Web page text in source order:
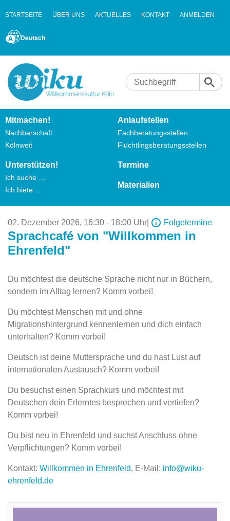
STARTSEITE ÜBER UNS AKTUELLES KONTAKT ANMELDEN
Deutsch
Mitmachen!
Nachbarschaft
Kölnweit
Anlaufstellen
Fachberatungsstellen
Flüchtlingsberatungsstellen
Unterstützen!
Ich suche …
Ich biete …
Termine
Materialien
02. Dezember 2026, 16:30 - 18:00 Uhr Folgetermine
Sprachcafé von "Willkommen in
Ehrenfeld"
Du möchtest die deutsche Sprache nicht nur in Büchern,
sondern im Alltag lernen? Komm vorbei!
Du möchtest Menschen mit und ohne
Migrationshintergrund kennenlernen und dich einfach
unterhalten? Komm vorbei!
Deutsch ist deine Muttersprache und du hast Lust auf
internationalen Austausch? Komm vorbei!
Du besuchst einen Sprachkurs und möchtest mit
Deutschen dein Erlerntes besprechen und vertiefen?
Komm vorbei!
Du bist neu in Ehrenfeld und suchst Anschluss ohne
Verpflichtungen? Komm vorbei!
Kontakt: Willkommen in Ehrenfeld, E-Mail: info@wiku-
ehrenfeld.de